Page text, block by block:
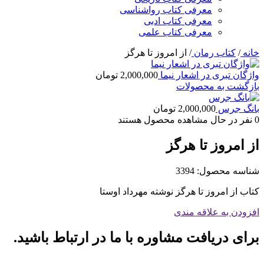
معرفی کتاب رواشناسی
معرفی کتاب ادبی
معرفی کتاب علمی
خانه/ کتاب رمان/ از امروز تا هرگز
واژگان تبری در اشعار نیما 2,000,000 تومان
بازگشت به محصولات
بانگ جرس 2,000,000 تومان
0 نفر در حال مشاهده محصول هستند
از امروز تا هرگز
شناسه محصول: 3394
کتاب از امروز تا هرگز نوشته مهرداد اوستا
افزودن به علاقه مندی
برای دریافت مشاوره با ما در ارتباط باشید.